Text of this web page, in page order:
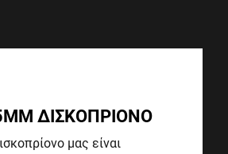
ΔΙΣΚΟΠΡΙΟΝΟ
μας είναι